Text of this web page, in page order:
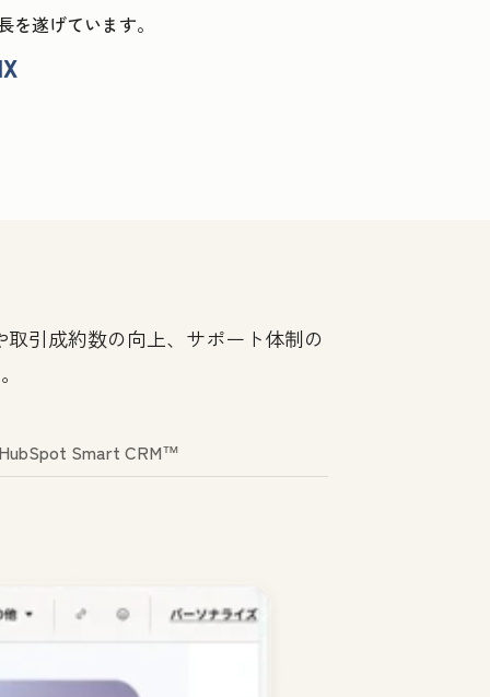
遂げています。
引成約数の向上、サポート体制の
Smart CRM™